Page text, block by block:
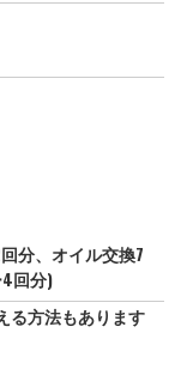
分、オイル交換7
回分)
る方法もあります